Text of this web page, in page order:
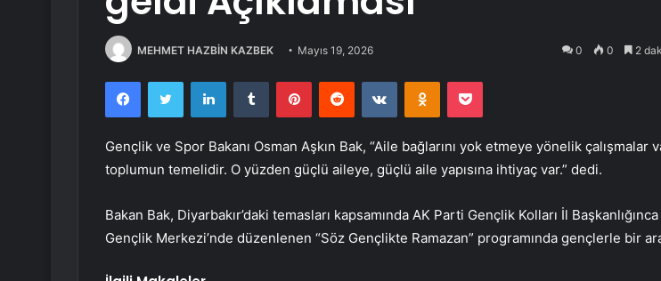
MEHMET HAZBİN KAZBEK Mayıs 19, 2026 0 0 2
FacebookTwitter LinkedInTumblr PinterestReddit VKontakteOdnoklassniki
Pocket
Gençlik ve Spor Bakanı Osman Aşkın Bak, “Aile bağlarını yok etmeye yönelik çalışmalar
toplumun temelidir. O yüzden güçlü aileye, güçlü aile yapısına ihtiyaç var.” dedi.
Bakan Bak, Diyarbakır’daki temasları kapsamında AK Parti Gençlik Kolları İl
Gençlik Merkezi’nde düzenlenen “Söz Gençlikte Ramazan” programında gençlerle bir